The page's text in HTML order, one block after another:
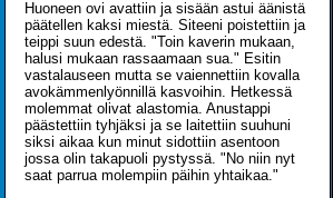
Huoneen ovi avattiin ja sisään astui äänistä
päätellen kaksi miestä. Siteeni poistettiin ja
teippi suun edestä. "Toin kaverin mukaan,
halusi mukaan rassaamaan sua." Esitin
vastalauseen mutta se vaiennettiin kovalla
avokämmenlyönnillä kasvoihin. Hetkessä
molemmat olivat alastomia. Anustappi
päästettiin tyhjäksi ja se laitettiin suuhuni
siksi aikaa kun minut sidottiin asentoon
jossa olin takapuoli pystyssä. "No niin nyt
saat parrua molempiin päihin yhtaikaa."